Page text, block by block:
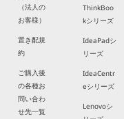
（法人の
お客様）
置き配規
約
ご購入後
の各種お
問い合わ
せ先一覧
ThinkBoo
kシリーズ
IdeaPadシ
リーズ
IdeaCentr
eシリーズ
Lenovoシ